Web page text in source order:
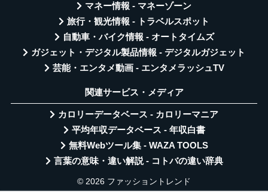
マネー情報 - マネーゾーン
旅行・観光情報 - トラベルスポット
自動車・バイク情報 - オートタイムズ
ガジェット・デジタル製品情報 - デジタルガジェット
芸能・エンタメ動画 - エンタメラッシュTV
関連サービス・メディア
カロリーデータベース - カロリーマニア
平均年収データベース - 年収白書
無料Webツール集 - WAZA TOOLS
言葉の意味・違い解説 - コトバの違い辞典
© 2026 ファッショントレンド